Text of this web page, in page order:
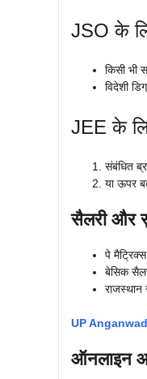
JSO के
किसी भी
विदेशी
JEE के
संबंधित
या ऊपर
सैलरी और
पे
बेसिक
UP Anganwadi
ऑनलाइन